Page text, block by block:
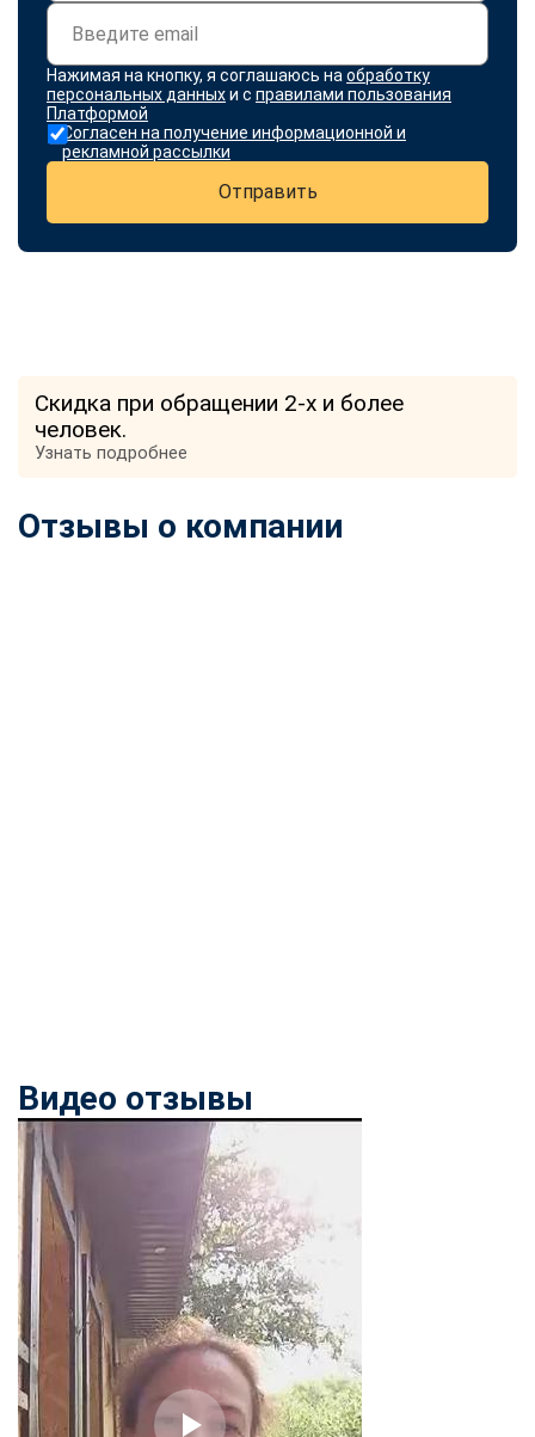
Нажимая на кнопку, я соглашаюсь на обработку
персональных данныхи с правилами пользования
Платформой
Согласен на получение информационной и
рекламной рассылки
Отправить
Скидка при обращении 2-х и более
человек.
Узнать подробнее
Отзывы о компании
Видео отзывы